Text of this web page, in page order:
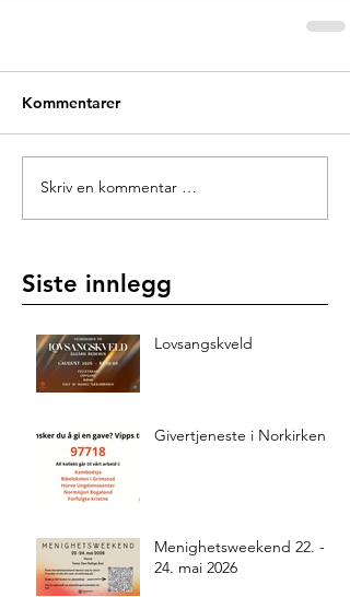
Kommentarer
Skriv en kommentar …
Siste innlegg
Lovsangskveld
Givertjeneste i Norkirken
Menighetsweekend 22. -
24. mai 2026